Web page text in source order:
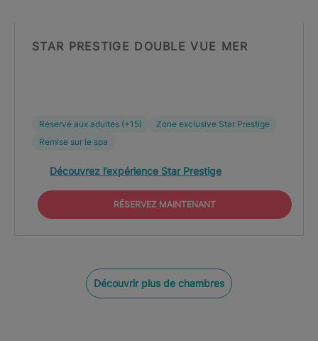
STAR PRESTIGE DOUBLE VUE MER
Réservé aux adultes (+15)
Zone exclusive Star Prestige
Remise sur le spa
Découvrez l’expérience Star Prestige
RÉSERVEZ MAINTENANT
Découvrir plus de chambres